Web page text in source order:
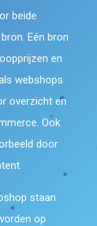
beide
Eén bron
en
webshops
overzicht en
Ook
door
staan
op